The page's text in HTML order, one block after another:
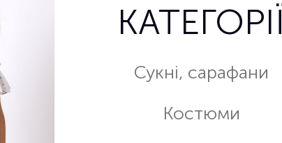
КАТЕГОРІЇ
Сукні, сарафани
Костюми